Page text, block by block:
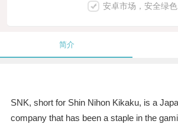
安卓市场，安全绿色
简介
SNK, short for Shin Nihon Kikaku, is a
company that has been a staple in the